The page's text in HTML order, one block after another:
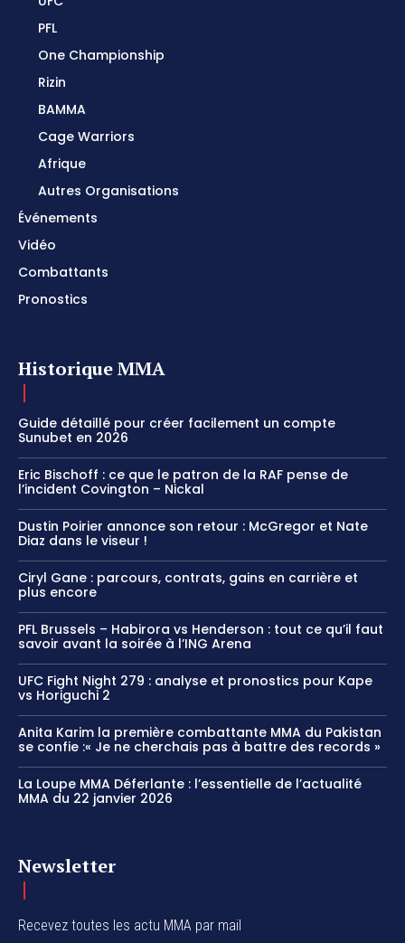
PFL
One Championship
Rizin
BAMMA
Cage Warriors
Afrique
Autres Organisations
Événements
Vidéo
Combattants
Pronostics
Historique MMA
Guide détaillé pour créer facilement un compte
Sunubet en 2026
Eric Bischoff : ce que le patron de la RAF pense de
l’incident Covington – Nickal
Dustin Poirier annonce son retour : McGregor et Nate
Diaz dans le viseur !
Ciryl Gane : parcours, contrats, gains en carrière et
plus encore
PFL Brussels – Habirora vs Henderson : tout ce qu’il faut
savoir avant la soirée à l’ING Arena
UFC Fight Night 279 : analyse et pronostics pour Kape
vs Horiguchi 2
Anita Karim la première combattante MMA du Pakistan
se confie :« Je ne cherchais pas à battre des records »
La Loupe MMA Déferlante : l’essentielle de l’actualité
MMA du 22 janvier 2026
Newsletter
Recevez toutes les actu MMA par mail